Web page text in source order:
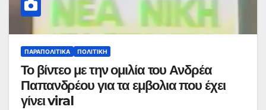
ΠΑΡΑΠΟΛΙΤΙΚΆ ΠΟΛΙΤΙΚΉ
Το βίντεο με την ομιλία του Ανδρέα
Παπανδρέου για τα εμβολια που έχει
γίνει viral